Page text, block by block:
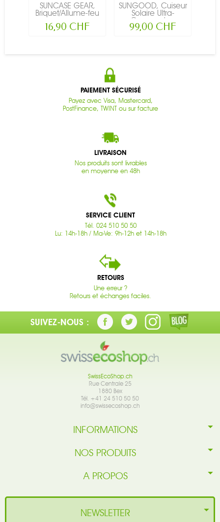
SUNCASE GEAR,
Briquet/Allume-feu
16,90 CHF
SUNGOOD, Cuiseur
Solaire Ultra-
Compact,...
99,00 CHF
PAIEMENT SÉCURISÉ
Payez avec Visa, Mastercard,
PostFinance, TWINT ou sur facture
LIVRAISON
Nos produits sont livrables
en moyenne en 48h
SERVICE CLIENT
Tél. 024 510 50 50
Lu: 14h-18h / Ma-Ve: 9h-12h et 14h-18h
RETOURS
Une erreur ?
Retours et échanges faciles.
SUIVEZ-NOUS :
SwissEcoShop.ch
Rue Centrale 25
1880 Bex
Tél. +41 24 510 50 50
info@swissecoshop.ch
INFORMATIONS
NOS PRODUITS
A PROPOS
NEWSLETTER